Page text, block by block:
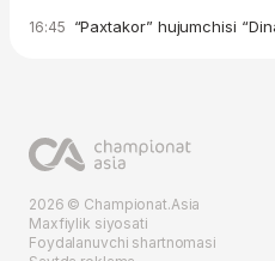
16:45 “Paxtakor” hujumchisi
2026 © Championat.Asia
Maxfiylik siyosati
Foydalanuvchi shartnomasi